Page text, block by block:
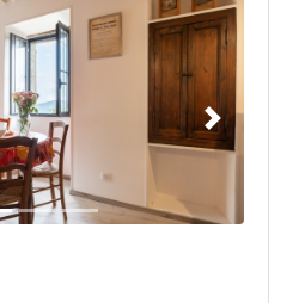
Suivant